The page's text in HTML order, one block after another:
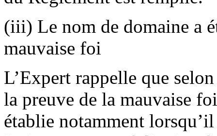
(iii) Le nom de domaine a
mauvaise foi
L’Expert rappelle que
la preuve de la mauvaise
établie notamment